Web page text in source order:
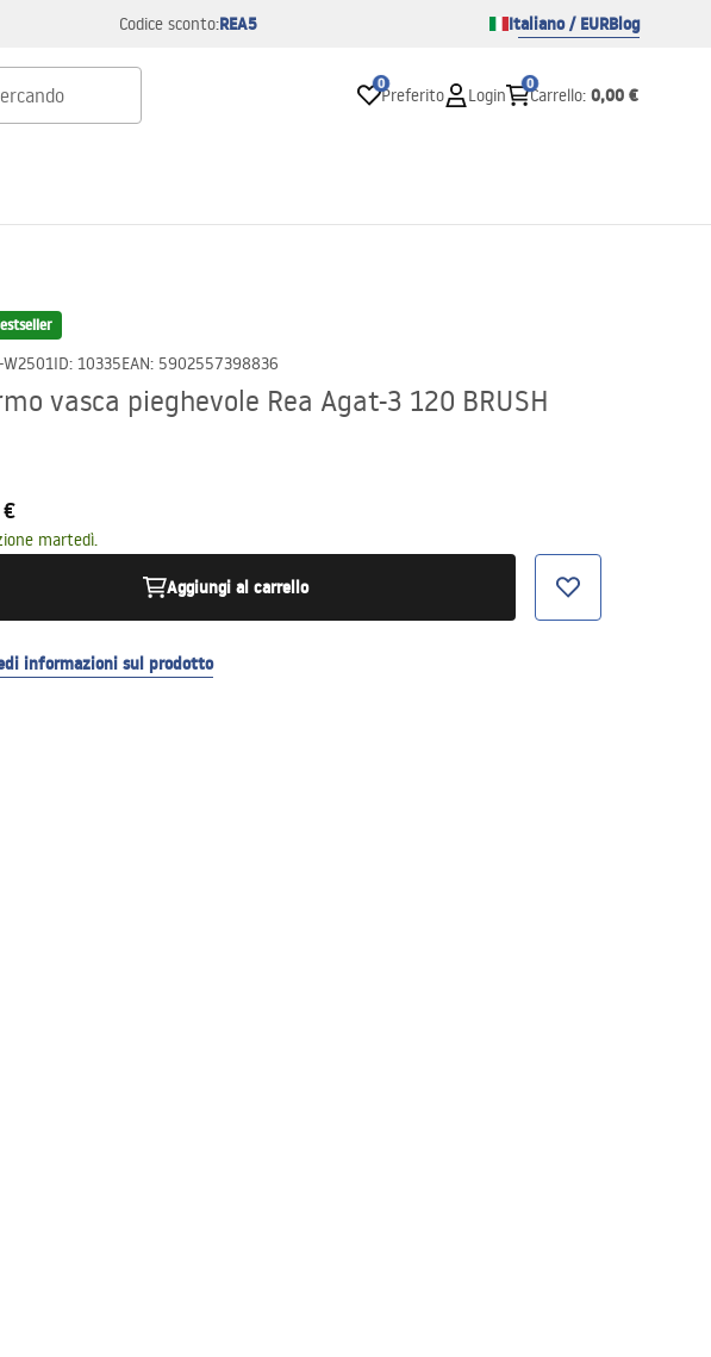
Codice sconto:REA5 Italiano / EURBlog
0
Preferito Login
0
Carrello: 0,00 €
W2501ID: 10335EAN: 5902557398836
vasca pieghevole Rea Agat-3 120 BRUSH
martedì.
Aggiungi al carrello
informazioni sul prodotto